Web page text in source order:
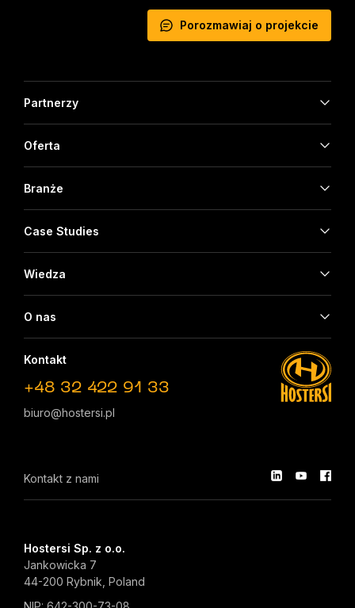
Porozmawiaj o projekcie
Partnerzy
Oferta
Branże
Case Studies
Wiedza
O nas
Kontakt
+48 32 422 91 33
biuro@hostersi.pl
Kontakt z nami
Hostersi Sp. z o.o.
Jankowicka 7
44-200 Rybnik, Poland